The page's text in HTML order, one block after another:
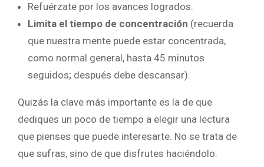
Refuérzate por los avances logrados.
Limita el tiempo de concentración (recuerda
que nuestra mente puede estar concentrada,
como normal general, hasta 45 minutos
seguidos; después debe descansar).
Quizás la clave más importante es la de que
dediques un poco de tiempo a elegir una lectura
que pienses que puede interesarte. No se trata de
que sufras, sino de que disfrutes haciéndolo.